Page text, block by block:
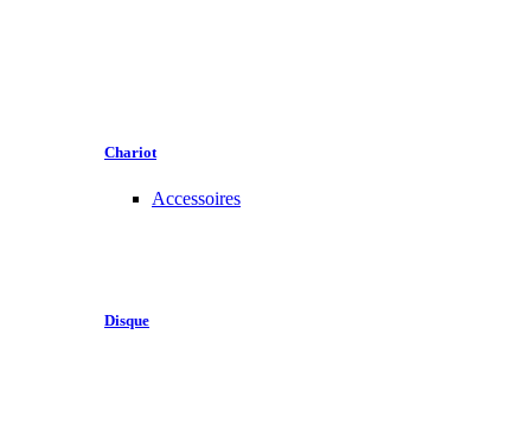
Chariot
Accessoires
Disque